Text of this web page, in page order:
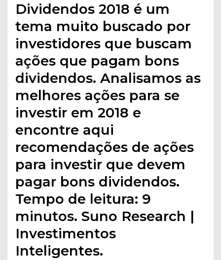
Dividendos 2018 é um
tema muito buscado por
investidores que buscam
ações que pagam bons
dividendos. Analisamos as
melhores ações para se
investir em 2018 e
encontre aqui
recomendações de ações
para investir que devem
pagar bons dividendos.
Tempo de leitura: 9
minutos. Suno Research |
Investimentos
Inteligentes.